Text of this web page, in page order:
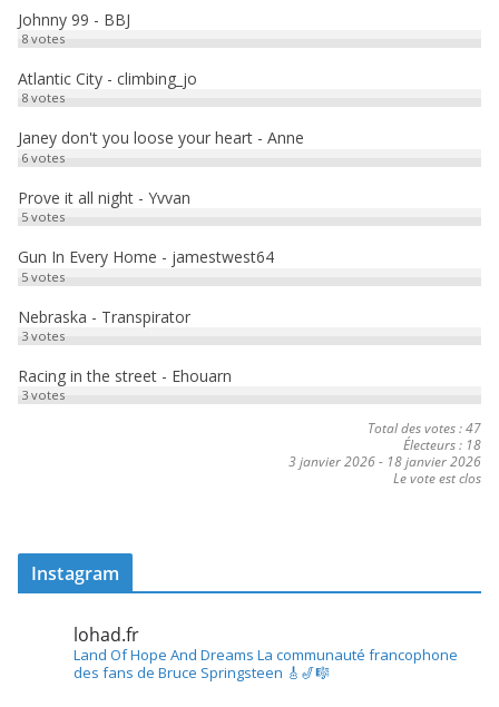
n
g
e
r
Johnny 99 - BBJ
8votes
Atlantic City - climbing_jo
8votes
Janey don't you loose your heart - Anne
6votes
Prove it all night - Yvvan
5votes
Gun In Every Home - jamestwest64
5votes
Nebraska - Transpirator
3votes
Racing in the street - Ehouarn
3votes
Total des votes : 47
Électeurs : 18
3 janvier 2026- 18 janvier 2026
Le vote est clos
Instagram
lohad.fr
Land Of Hope And Dreams La communauté francophone
des fans de Bruce Springsteen 🎸🎷🎼